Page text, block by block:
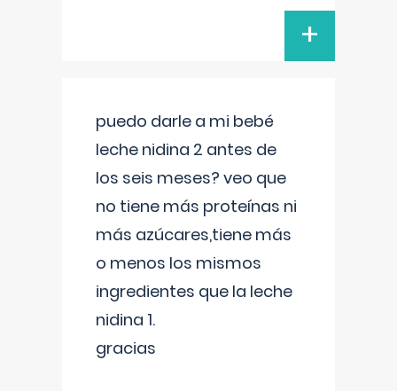
+
puedo darle a mi bebé
leche nidina 2 antes de
los seis meses? veo que
no tiene más proteínas ni
más azúcares,tiene más
o menos los mismos
ingredientes que la leche
nidina 1.
gracias